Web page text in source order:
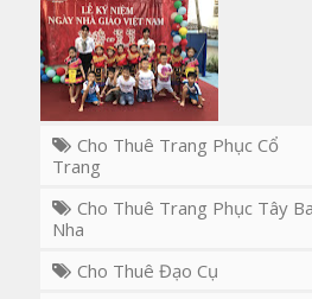
Cho Thuê Trang Phục Cổ
Trang
Cho Thuê Trang Phục Tây
Nha
Cho Thuê Đạo Cụ